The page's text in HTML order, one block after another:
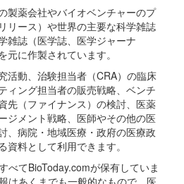
製薬会社やバイオベンチャーのプ
リース）や世界の主要な科学雑誌
雑誌（医学誌、医学ジャーナ
元に作製されています。
活動、治験担当者（CRA）の臨床
ィング担当者の販売戦略、ベンチ
先（ファイナンス）の検討、医薬
ジメント戦略、医師やその他の医
、病院・地域医療・政府の医療政
料として利用できます。
べてBioToday.comが保有していま